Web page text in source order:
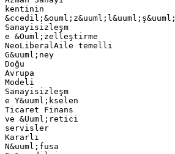
kentinin
&ccedil;&ouml;z&uuml;l&uuml;ş&uuml;
Sanayisizleşm
e &Ouml;zelleştirme
NeoLiberalAile temelli
G&uuml;ney
Doğu
Avrupa
Modeli
Sanayisizleşm
e Y&uuml;kselen
Ticaret Finans
ve &Uuml;retici
servisler
Kararlı
N&uuml;fusa